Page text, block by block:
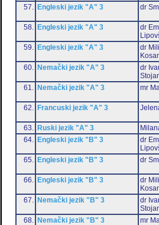
57.
Engleski jezik "A" 3 dr
58. Engleski jezik "A" 3
dr
59.
Engleski jezik "A" 3
dr
60.
Nemački jezik "A" 3
dr
61.
Nemački jezik "A" 3 mr
62. Francuski jezik "A" 3
63. Ruski jezik "A" 3
64.
Engleski jezik "B" 3
dr
65.
Engleski jezik "B" 3 dr
66. Engleski jezik "B" 3
dr
67.
Nemački jezik "B" 3
dr
68.
Nemački jezik "B" 3 mr